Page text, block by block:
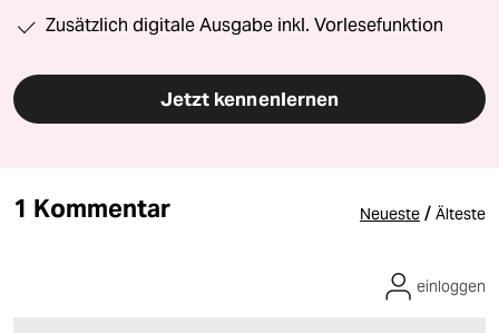
Zusätzlich digitale Ausgabe inkl. Vorlesefunktion
Jetzt kennenlernen
1 Kommentar Neueste / Älteste
einloggen